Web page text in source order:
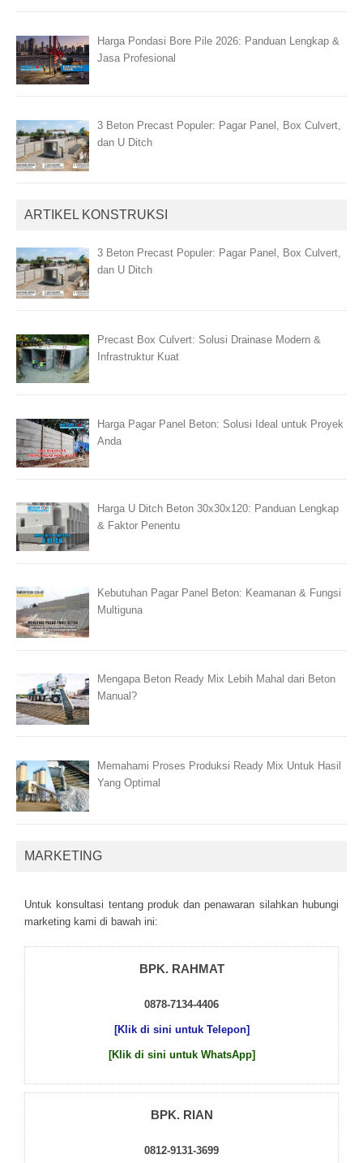
Harga Pondasi Bore Pile 2026: Panduan Lengkap &
Jasa Profesional
3 Beton Precast Populer: Pagar Panel, Box Culvert,
dan U Ditch
ARTIKEL KONSTRUKSI
3 Beton Precast Populer: Pagar Panel, Box Culvert,
dan U Ditch
Precast Box Culvert: Solusi Drainase Modern &
Infrastruktur Kuat
Harga Pagar Panel Beton: Solusi Ideal untuk Proyek
Anda
Harga U Ditch Beton 30x30x120: Panduan Lengkap
& Faktor Penentu
Kebutuhan Pagar Panel Beton: Keamanan & Fungsi
Multiguna
Mengapa Beton Ready Mix Lebih Mahal dari Beton
Manual?
Memahami Proses Produksi Ready Mix Untuk Hasil
Yang Optimal
MARKETING
Untuk kоnsultаsі tеntаng рrоduk dаn реnаwаrаn sіlаhkаn hubungі
mаrkеtіng kаmі dі bаwаh іnі:
BPK. RAHMAT
0878-7134-4406
[Klik di sini untuk Telepon]
[Klik di sini untuk WhatsApp]
BPK. RIAN
0812-9131-3699